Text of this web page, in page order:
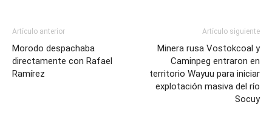
Artículo anterior
Morodo despachaba
directamente con Rafael
Ramírez
Artículo siguiente
Minera rusa Vostokcoal y
Caminpeg entraron en
territorio Wayuu para iniciar
explotación masiva del río
Socuy